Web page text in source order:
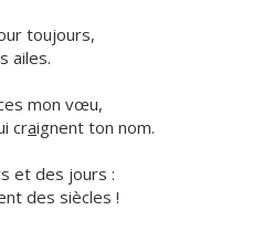
toujours,
ailes.
mon vœu,
craignent ton nom.
et des jours :
des siècles !